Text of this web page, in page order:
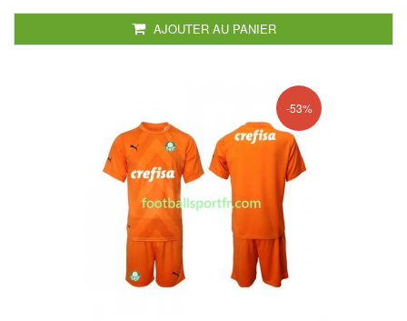
AJOUTER AU PANIER
-53%